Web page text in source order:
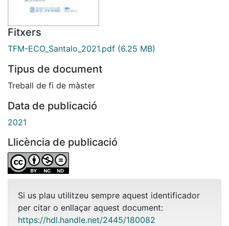
Fitxers
TFM-ECO_Santalo_2021.pdf (6.25 MB)
Tipus de document
Treball de fi de màster
Data de publicació
2021
Llicència de publicació
Si us plau utilitzeu sempre aquest identificador
per citar o enllaçar aquest document:
https://hdl.handle.net/2445/180082